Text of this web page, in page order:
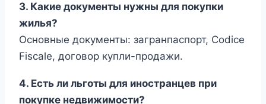
3. Какие документы нужны для покупки
жилья?
Основные документы: загранпаспорт, Codice
Fiscale, договор купли-продажи.
4. Есть ли льготы для иностранцев при
покупке недвижимости?